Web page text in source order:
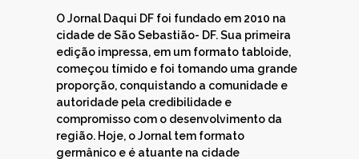
O Jornal Daqui DF foi fundado em 2010 na
cidade de São Sebastião- DF. Sua primeira
edição impressa, em um formato tabloide,
começou tímido e foi tomando uma grande
proporção, conquistando a comunidade e
autoridade pela credibilidade e
compromisso com o desenvolvimento da
região. Hoje, o Jornal tem formato
germânico e é atuante na cidade